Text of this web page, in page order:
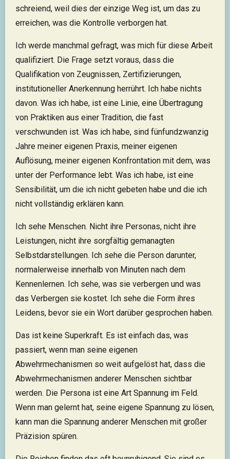
schreiend, weil dies der einzige Weg ist, um das zu
erreichen, was die Kontrolle verborgen hat.
Ich werde manchmal gefragt, was mich für diese Arbeit
qualifiziert. Die Frage setzt voraus, dass die
Qualifikation von Zeugnissen, Zertifizierungen,
institutioneller Anerkennung herrührt. Ich habe nichts
davon. Was ich habe, ist eine Linie, eine Übertragung
von Praktiken aus einer Tradition, die fast
verschwunden ist. Was ich habe, sind fünfundzwanzig
Jahre meiner eigenen Praxis, meiner eigenen
Auflösung, meiner eigenen Konfrontation mit dem, was
unter der Performance lebt. Was ich habe, ist eine
Sensibilität, um die ich nicht gebeten habe und die ich
nicht vollständig erklären kann.
Ich sehe Menschen. Nicht ihre Personas, nicht ihre
Leistungen, nicht ihre sorgfältig gemanagten
Selbstdarstellungen. Ich sehe die Person darunter,
normalerweise innerhalb von Minuten nach dem
Kennenlernen. Ich sehe, was sie verbergen und was
das Verbergen sie kostet. Ich sehe die Form ihres
Leidens, bevor sie ein Wort darüber gesprochen haben.
Das ist keine Superkraft. Es ist einfach das, was
passiert, wenn man seine eigenen
Abwehrmechanismen so weit aufgelöst hat, dass die
Abwehrmechanismen anderer Menschen sichtbar
werden. Die Persona ist eine Art Spannung im Feld.
Wenn man gelernt hat, seine eigene Spannung zu lösen,
kann man die Spannung anderer Menschen mit großer
Präzision spüren.